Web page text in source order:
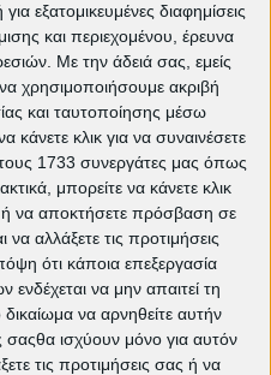
εξατομικευμένες διαφημίσεις
και περιεχομένου, έρευνα
Με την άδειά σας, εμείς
χρησιμοποιήσουμε ακριβή
και ταυτοποίησης μέσω
κλικ για να συναινέσετε
1733 συνεργάτες μας όπως
μπορείτε να κάνετε κλικ
ή να αποκτήσετε πρόσβαση σε
αλλάξετε τις προτιμήσεις
ότι κάποια επεξεργασία
να μην απαιτεί τη
να αρνηθείτε αυτήν
σαςθα ισχύουν μόνο για αυτόν
τις προτιμήσεις σας ή να
Κινηματογραφική
Πετρούπολη
cinedp
dimos
petroupoli.gov.gr